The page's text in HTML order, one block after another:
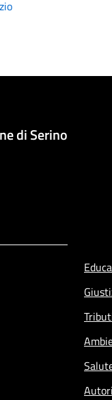
di Serino